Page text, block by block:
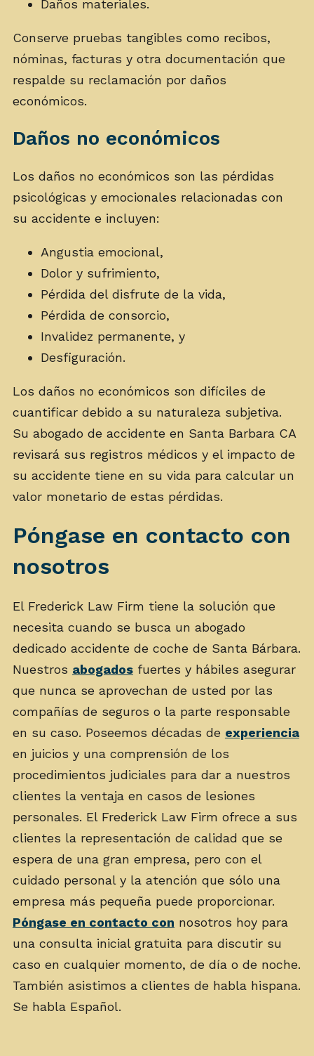
Daños materiales.
Conserve pruebas tangibles como recibos,
nóminas, facturas y otra documentación que
respalde su reclamación por daños
económicos.
Daños no económicos
Los daños no económicos son las pérdidas
psicológicas y emocionales relacionadas con
su accidente e incluyen:
Angustia emocional,
Dolor y sufrimiento,
Pérdida del disfrute de la vida,
Pérdida de consorcio,
Invalidez permanente, y
Desfiguración.
Los daños no económicos son difíciles de
cuantificar debido a su naturaleza subjetiva.
Su abogado de accidente en Santa Barbara CA
revisará sus registros médicos y el impacto de
su accidente tiene en su vida para calcular un
valor monetario de estas pérdidas.
Póngase en contacto con
nosotros
El Frederick Law Firm tiene la solución que
necesita cuando se busca un abogado
dedicado accidente de coche de Santa Bárbara.
Nuestros abogadosfuertes y hábiles asegurar
que nunca se aprovechan de usted por las
compañías de seguros o la parte responsable
en su caso. Poseemos décadas de experiencia
en juicios y una comprensión de los
procedimientos judiciales para dar a nuestros
clientes la ventaja en casos de lesiones
personales. El Frederick Law Firm ofrece a sus
clientes la representación de calidad que se
espera de una gran empresa, pero con el
cuidado personal y la atención que sólo una
empresa más pequeña puede proporcionar.
Póngase en contacto con nosotros hoy para
una consulta inicial gratuita para discutir su
caso en cualquier momento, de día o de noche.
También asistimos a clientes de habla hispana.
Se habla Español.